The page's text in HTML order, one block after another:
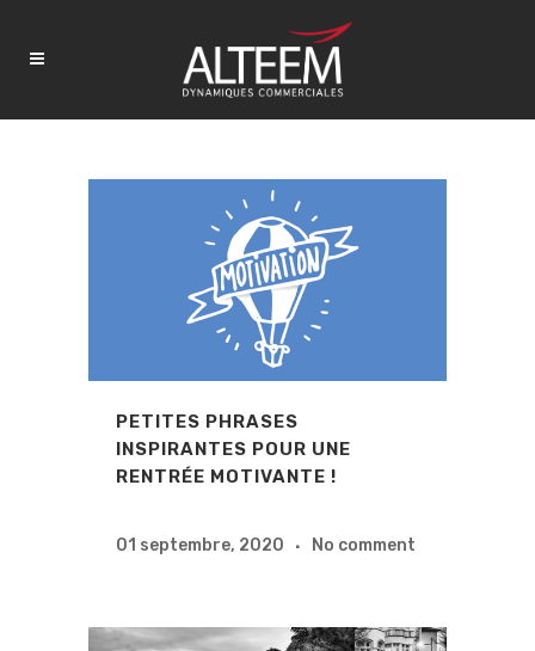
PETITES PHRASES
INSPIRANTES POUR UNE
RENTRÉE MOTIVANTE !
01 septembre, 2020 No comment